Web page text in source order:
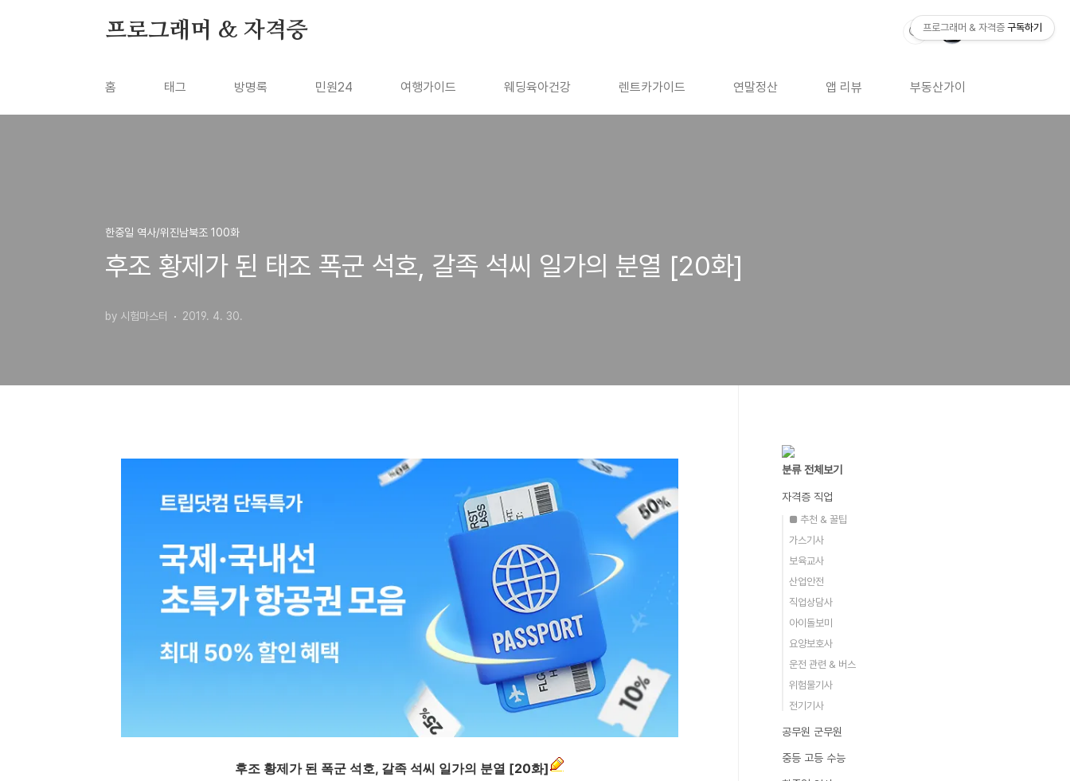
프로그래머 & 자격증
홈 태그 방명록 민원24 여행가이드 웨딩육아건강 렌트카가이드 연말정산 앱 리뷰 부동산가이드
한중일 역사/위진남북조 100화
후조 황제가 된 태조 폭군 석호, 갈족 석씨 일가의 분열 [20화]
by 시험마스터 2019. 4. 30.
후조 황제가 된 폭군 석호, 갈족 석씨 일가의 분열 [20화]
분류 전체보기
자격증 직업
■ 추천 & 꿀팁
가스기사
보육교사
산업안전
직업상담사
아이돌보미
요양보호사
운전 관련 & 버스
위험물기사
전기기사
공무원 군무원
중등 고등 수능
프로그래머 & 자격증 구독하기